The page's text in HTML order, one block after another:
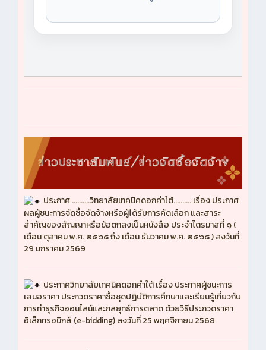
ประกาศ ..........วิทยาลัยเทคนิคดอกคำใต้.......... เรื่อง ประกาศ
ผลผู้ชนะการจัดซื้อจัดจ้างหรือผู้ได้รับการคัดเลือก และสาระ
สำคัญของสัญญาหรือข้อตกลงเป็นหนังสือ ประจำไตรมาสที่ ๑ (
เดือน ตุลาคม พ.ศ. ๒๕๖๘ ถึง เดือน ธันวาคม พ.ศ. ๒๕๖๘ ) ลงวันที่
29 มกราคม 2569
ประกาศวิทยาลัยเทคนิคดอกคำใต้ เรื่อง ประกาศผู้ชนะการ
เสนอราคา ประกวดราคาซื้อชุดปฏิบัติการศึกษาและเรียนรู้เกี่ยวกับ
การทำธุรกิจออนไลน์และกลยุทธ์การตลาด ด้วยวิธีประกวดราคา
อิเล็กทรอนิกส์ (e-bidding) ลงวันที่ 25 พฤศจิกายน 2568